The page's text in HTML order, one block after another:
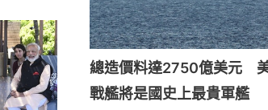
總造價料達2750億美元
戰艦將是國史上最貴軍艦